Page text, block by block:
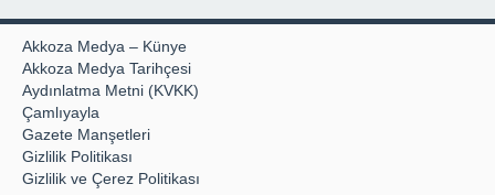
Akkoza Medya – Künye
Akkoza Medya Tarihçesi
Aydınlatma Metni (KVKK)
Çamlıyayla
Gazete Manşetleri
Gizlilik Politikası
Gizlilik ve Çerez Politikası